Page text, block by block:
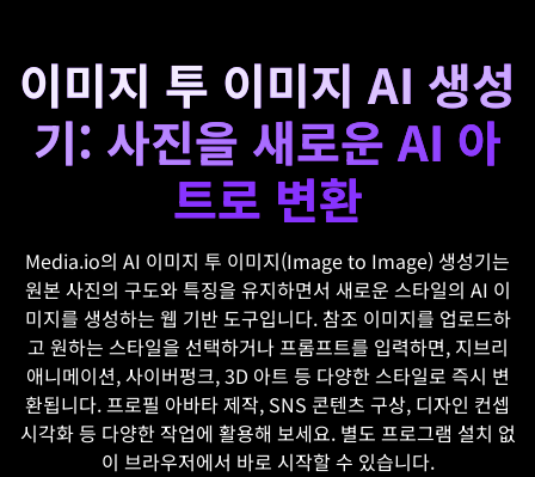
이미지 투 이미지 AI 생성
기: 사진을 새로운 AI 아
트로 변환
Media.io의 AI 이미지 투 이미지(Image to Image) 생성기는
원본 사진의 구도와 특징을 유지하면서 새로운 스타일의 AI 이
미지를 생성하는 웹 기반 도구입니다. 참조 이미지를 업로드하
고 원하는 스타일을 선택하거나 프롬프트를 입력하면, 지브리
애니메이션, 사이버펑크, 3D 아트 등 다양한 스타일로 즉시 변
환됩니다. 프로필 아바타 제작, SNS 콘텐츠 구상, 디자인 컨셉
시각화 등 다양한 작업에 활용해 보세요. 별도 프로그램 설치 없
이 브라우저에서 바로 시작할 수 있습니다.